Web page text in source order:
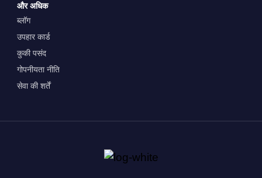
और अधिक
ब्लॉग
उपहार कार्ड
कुकी पसंद
गोपनीयता नीति
सेवा की शर्तें